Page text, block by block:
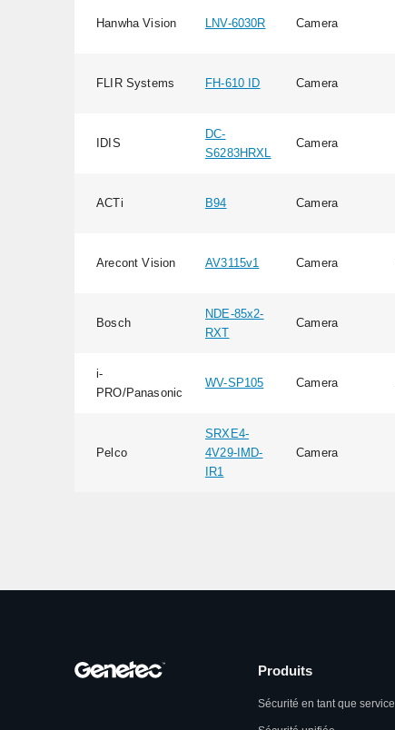
Hanwha Vision LNV-6030R Camera
FLIR Systems FH-610 ID Camera
IDIS
DC-
S6283HRXL
Camera
ACTi B94 Camera
Arecont Vision AV3115v1 Camera
Bosch
NDE-85x2-
RXT
Camera
i-
PRO/Panasonic
WV-SP105 Camera
Pelco
SRXE4-
4V29-IMD-
IR1
Camera
Produits
Sécurité en tant que service